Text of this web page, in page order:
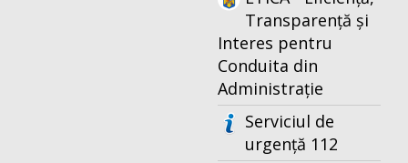
Transparență și
Interes pentru
Conduita din
Administrație
Serviciul de
urgență 112